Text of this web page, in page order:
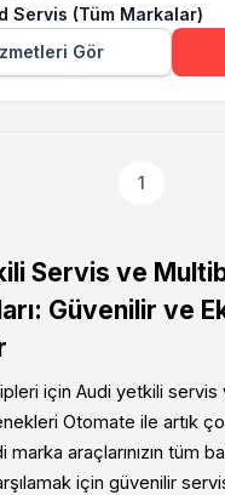
Servis (Tüm Markalar)
Gör
1
Servis ve
Güvenilir ve
için Audi yetkili
Otomate ile artık
araçlarınızın tüm
için güvenilir